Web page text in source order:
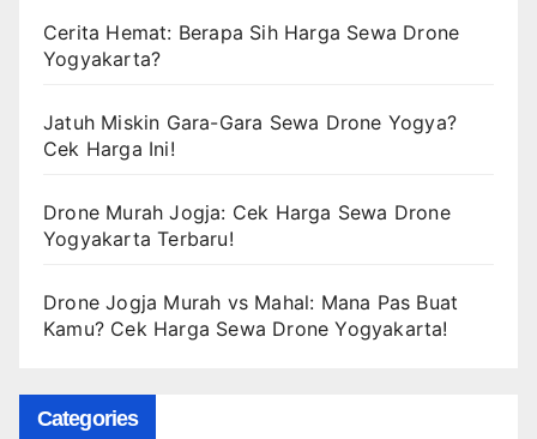
Cerita Hemat: Berapa Sih Harga Sewa Drone
Yogyakarta?
Jatuh Miskin Gara-Gara Sewa Drone Yogya?
Cek Harga Ini!
Drone Murah Jogja: Cek Harga Sewa Drone
Yogyakarta Terbaru!
Drone Jogja Murah vs Mahal: Mana Pas Buat
Kamu? Cek Harga Sewa Drone Yogyakarta!
Categories